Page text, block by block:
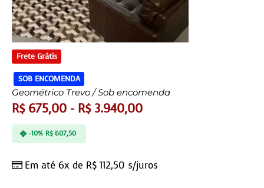
Frete Grátis
SOB ENCOMENDA
Geométrico Trevo / Sob encomenda
R$675,00 - R$3.940,00
Em até 6x de R$ 112,50 s/juros
-10% R$607,50